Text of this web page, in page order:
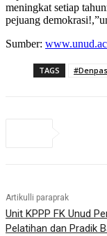
meningkat setiap
pejuang
Sumber:
TAGS
Artikulli paraprak
Unit KPPP FK Unud
Pelatihan dan Pradik